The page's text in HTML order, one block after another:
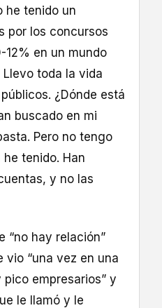
he tenido un
por los concursos
12% en un mundo
toda la vida
¿Dónde está
buscado en mi
Pero no tengo
tenido. Han
y no las
“no hay relación”
vio “una vez en una
empresarios” y
le llamó y le